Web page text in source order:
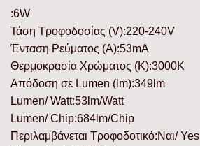
:6W
Τάση Τροφοδοσίας (V):220-240V
Ένταση Ρεύματος (Α):53mA
Θερμοκρασία Χρώματος (K):3000K
Απόδοση σε Lumen (lm):349lm
Lumen/ Watt:53lm/Watt
Lumen/ Chip:684lm/Chip
Περιλαμβάνεται Τροφοδοτικό:Ναι/ Yes